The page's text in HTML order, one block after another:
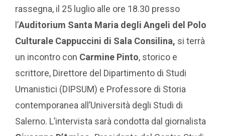
rassegna, il 25 luglio alle ore 18.30 presso
l’Auditorium Santa Maria degli Angeli del Polo
Culturale Cappuccini di Sala Consilina, si terrà
un incontro con Carmine Pinto, storico e
scrittore, Direttore del Dipartimento di Studi
Umanistici (DIPSUM) e Professore di Storia
contemporanea all’Università degli Studi di
Salerno. L’intervista sarà condotta dal giornalista